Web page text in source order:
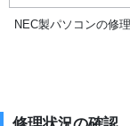
NEC製パソコンの修